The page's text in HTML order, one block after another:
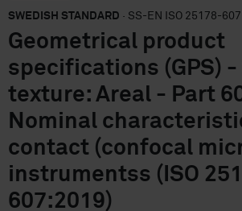
SWEDISH STANDARD · SS-EN ISO 25178-
Geometrical product
specifications (GPS)
texture: Areal - Part
Nominal
contact (confocal
instrumentss (ISO
607:2019)